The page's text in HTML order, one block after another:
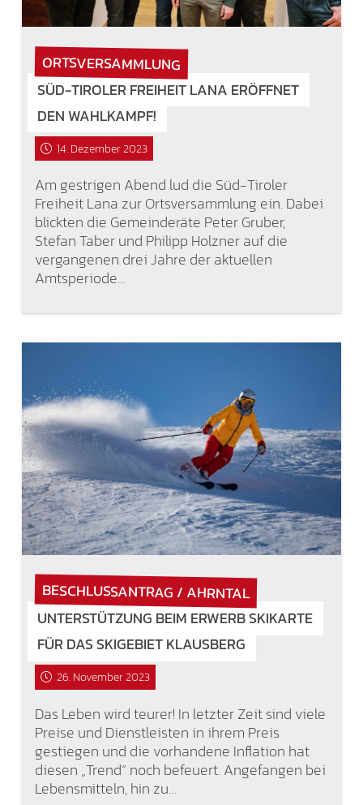
ORTSVERSAMMLUNG
SÜD-TIROLER FREIHEIT LANA ERÖFFNET
DEN WAHLKAMPF!
14. Dezember 2023
Am gestrigen Abend lud die Süd-Tiroler
Freiheit Lana zur Ortsversammlung ein. Dabei
blickten die Gemeinderäte Peter Gruber,
Stefan Taber und Philipp Holzner auf die
vergangenen drei Jahre der aktuellen
Amtsperiode…
BESCHLUSSANTRAG / AHRNTAL
UNTERSTÜTZUNG BEIM ERWERB SKIKARTE
FÜR DAS SKIGEBIET KLAUSBERG
26. November 2023
Das Leben wird teurer! In letzter Zeit sind viele
Preise und Dienstleisten in ihrem Preis
gestiegen und die vorhandene Inflation hat
diesen „Trend“ noch befeuert. Angefangen bei
Lebensmitteln, hin zu…